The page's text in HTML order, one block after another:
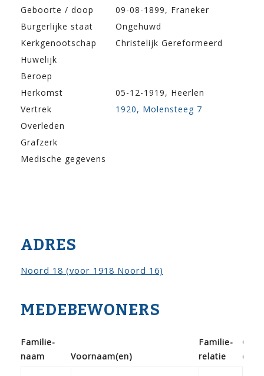
Geboorte / doop
09-08-1899, Franeker
Burgerlijke staat
Ongehuwd
Kerkgenootschap
Christelijk Gereformeerd
Huwelijk
Beroep
Herkomst
05-12-1919, Heerlen
Vertrek
1920, Molensteeg 7
Overleden
Grafzerk
Medische gegevens
ADRES
Noord 18 (voor 1918 Noord 16)
MEDEBEWONERS
Familie­
naam
Voor­naam(en)
Familie­
relatie
doop